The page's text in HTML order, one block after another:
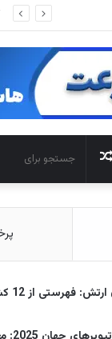
نوشته
تصادفی
فهرستی از 12 کشور